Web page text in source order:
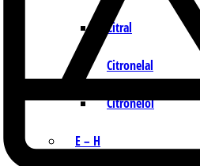
Citral
Citronelal
Citronelol
E – H